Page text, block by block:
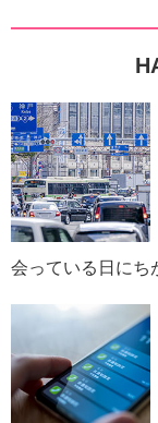
会っている日にち